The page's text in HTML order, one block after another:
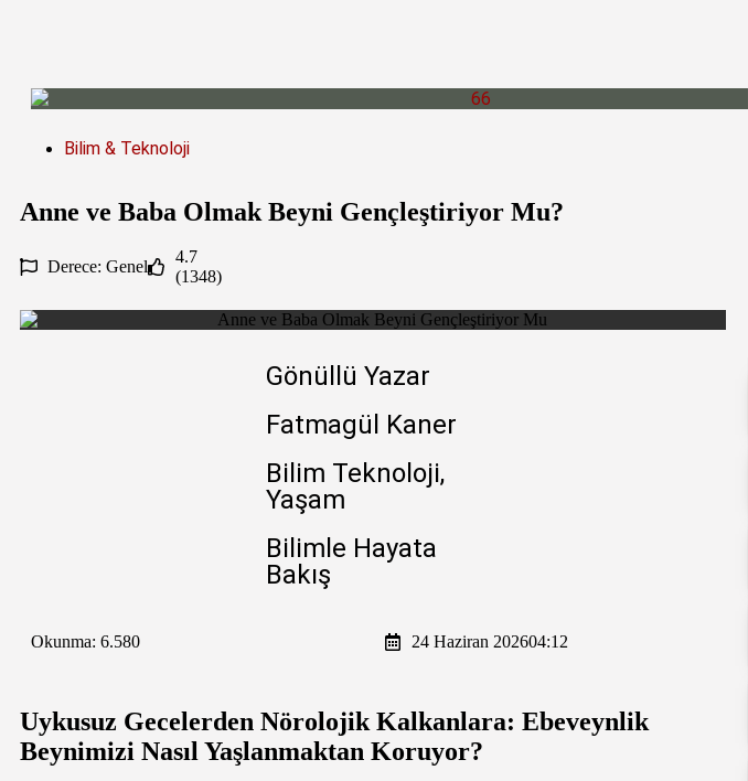
Bilim & Teknoloji
Anne ve Baba Olmak Beyni Gençleştiriyor Mu?
Derece: Genel
4.7
(1348)
Gönüllü Yazar
Fatmagül Kaner
Bilim Teknoloji,
Yaşam
Bilimle Hayata
Bakış
Okunma: 6.580 24 Haziran 202604:12
Uykusuz Gecelerden Nörolojik Kalkanlara: Ebeveynlik
Beynimizi Nasıl Yaşlanmaktan Koruyor?